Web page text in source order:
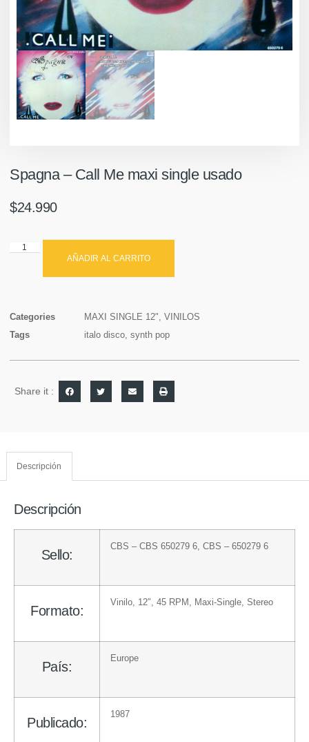
Spagna – Call Me maxi single usado
$24.990
AÑADIR AL CARRITO
Categories MAXI SINGLE 12", VINILOS
Tags
italo disco, synth pop
Share it :
Descripción
Descripción
Sello:
CBS – CBS 650279 6, CBS – 650279 6
Formato:
Vinilo, 12″, 45 RPM, Maxi-Single, Stereo
País:
Europe
Publicado:
1987